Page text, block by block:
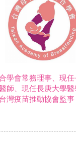
學會常務理事、現
師、現任長庚大學
灣疫苗推動協會監事